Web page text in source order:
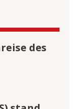
des